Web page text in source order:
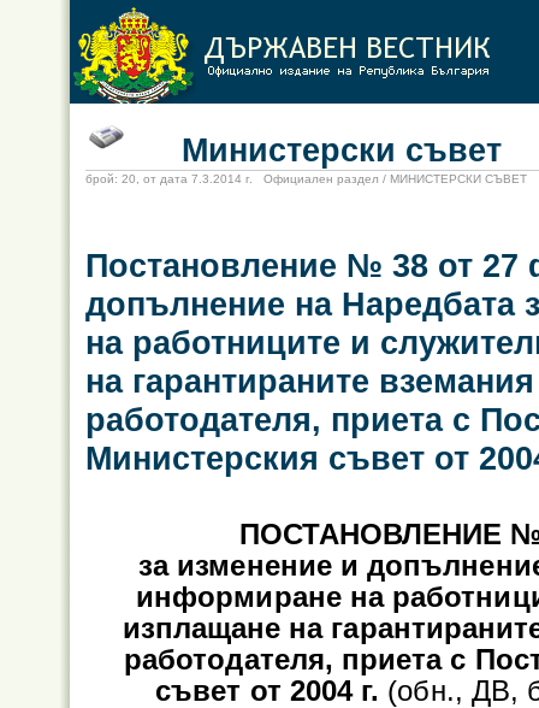
Министерски съвет
брой: 20, от дата 7.3.2014 г. Официален раздел / МИНИСТЕРСКИ СЪВЕТ
Постановление № 38 от 27
допълнение на Наредбата
на работниците и
на гарантираните
работодателя, приета с
Министерския съвет от
ПОСТАНОВЛЕНИЕ №
за изменение и
информиране на
изплащане на
работодателя, приета с
съвет от 2004 г. (обн., ДВ,